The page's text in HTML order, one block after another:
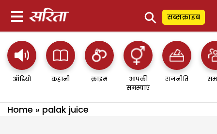
⚲ सब्सक्राइब
ऑडियो कहानी क्राइम
आपकी
समस्याएं
राजनीति
Home » palak juice